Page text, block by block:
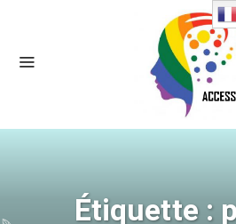
Étiquette :